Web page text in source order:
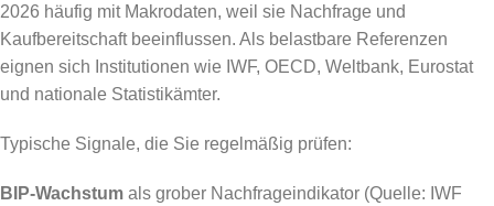
2026 häufig mit Makrodaten, weil sie Nachfrage und
Kaufbereitschaft beeinflussen. Als belastbare Referenzen
eignen sich Institutionen wie IWF, OECD, Weltbank, Eurostat
und nationale Statistikämter.
Typische Signale, die Sie regelmäßig prüfen:
BIP-Wachstum als grober Nachfrageindikator (Quelle: IWF